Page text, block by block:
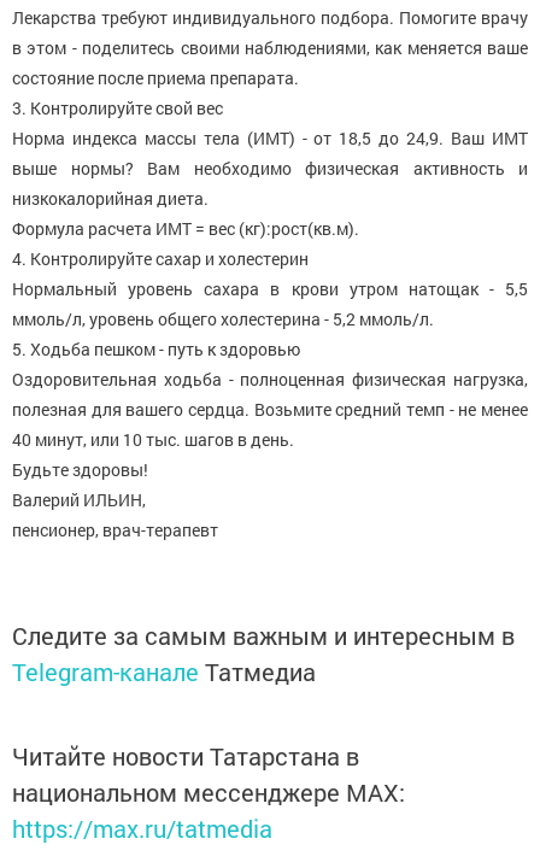
Лекарства требуют индивидуального подбора. Помогите врачу
в этом - поделитесь своими наблюдениями, как меняется ваше
состояние после приема препарата.
3. Контролируйте свой вес
Норма индекса массы тела (ИМТ) - от 18,5 до 24,9. Ваш ИМТ
выше нормы? Вам необходимо физическая активность и
низкокалорийная диета.
Формула расчета ИМТ = вес (кг):рост(кв.м).
4. Контролируйте сахар и холестерин
Нормальный уровень сахара в крови утром натощак - 5,5
ммоль/л, уровень общего холестерина - 5,2 ммоль/л.
5. Ходьба пешком - путь к здоровью
Оздоровительная ходьба - полноценная физическая нагрузка,
полезная для вашего сердца. Возьмите средний темп - не менее
40 минут, или 10 тыс. шагов в день.
Будьте здоровы!
Валерий ИЛЬИН,
пенсионер, врач-терапевт
Следите за самым важным и интересным в
Telegram-канале Татмедиа
Читайте новости Татарстана в
национальном мессенджере MАХ:
https://max.ru/tatmedia